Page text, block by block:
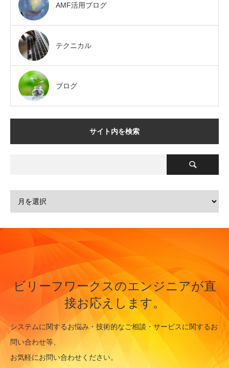
AMF活用ブログ
テクニカル
ブログ
サイト内を検索
ビリーフワークスのエンジニアが直
接お応えします。
システムに関するお悩み・技術的なご相談・サービスに関するお
問い合わせ等、
お気軽にお問い合わせください。